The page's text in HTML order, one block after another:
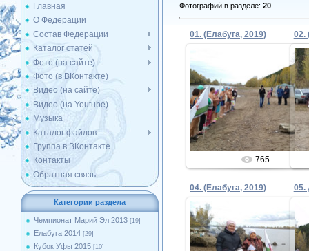
Главная
О Федерации
Состав Федерации
Каталог статей
Фото (на сайте)
Фото (в ВКонтакте)
Видео (на сайте)
Видео (на Youtube)
Музыка
Каталог файлов
Группа в ВКонтакте
Контакты
Обратная связь
Категории раздела
Чемпионат Марий Эл 2013 [19]
Елабуга 2014 [29]
Кубок Уфы 2015 [10]
Фотографий в разделе: 20
01. (Елабуга, 2019)
01.10.2019
Admin
765
02.
04. (Елабуга, 2019)
01.10.2019